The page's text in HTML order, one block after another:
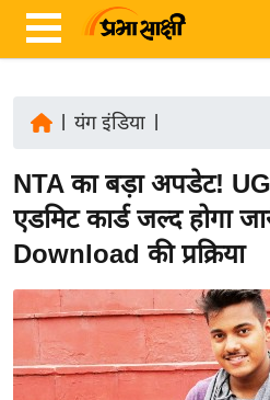
ज़ा
ख
ब
र
रा
ष्ट्री
य
यंग इंडिया
NTA का बड़ा अपडेट!
एडमिट कार्ड जल्द होगा
Download की प्रक्रिया